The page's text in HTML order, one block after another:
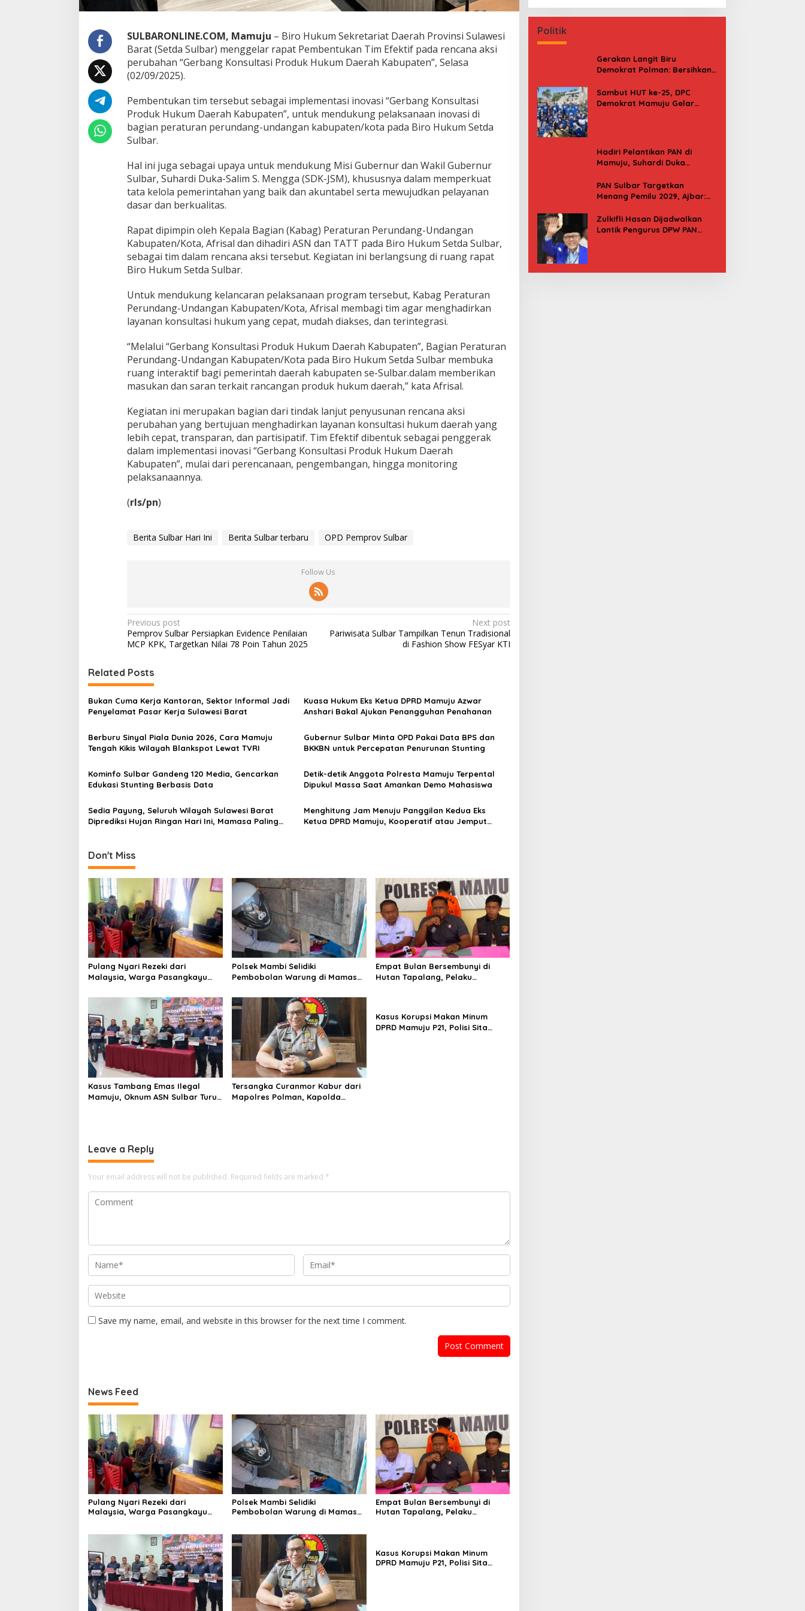
o
s
u
l
t
i
P
r
o
k
H
u
k
u
D
e
r
a
K
a
b
u
a
t
e
n
"
SULBARONLINE.COM, Mamuju – Biro Hukum Sekretariat Daerah Provinsi Sulawesi
Barat (Setda Sulbar) menggelar rapat Pembentukan Tim Efektif pada rencana aksi
perubahan “Gerbang Konsultasi Produk Hukum Daerah Kabupaten”, Selasa
(02/09/2025).
Pembentukan tim tersebut sebagai implementasi inovasi “Gerbang Konsultasi
Produk Hukum Daerah Kabupaten”, untuk mendukung pelaksanaan inovasi di
bagian peraturan perundang-undangan kabupaten/kota pada Biro Hukum Setda
Sulbar.
Hal ini juga sebagai upaya untuk mendukung Misi Gubernur dan Wakil Gubernur
Sulbar, Suhardi Duka-Salim S. Mengga (SDK-JSM), khususnya dalam memperkuat
tata kelola pemerintahan yang baik dan akuntabel serta mewujudkan pelayanan
dasar dan berkualitas.
Rapat dipimpin oleh Kepala Bagian (Kabag) Peraturan Perundang-Undangan
Kabupaten/Kota, Afrisal dan dihadiri ASN dan TATT pada Biro Hukum Setda Sulbar,
sebagai tim dalam rencana aksi tersebut. Kegiatan ini berlangsung di ruang rapat
Biro Hukum Setda Sulbar.
Untuk mendukung kelancaran pelaksanaan program tersebut, Kabag Peraturan
Perundang-Undangan Kabupaten/Kota, Afrisal membagi tim agar menghadirkan
layanan konsultasi hukum yang cepat, mudah diakses, dan terintegrasi.
“Melalui “Gerbang Konsultasi Produk Hukum Daerah Kabupaten”, Bagian Peraturan
Perundang-Undangan Kabupaten/Kota pada Biro Hukum Setda Sulbar membuka
ruang interaktif bagi pemerintah daerah kabupaten se-Sulbar.dalam memberikan
masukan dan saran terkait rancangan produk hukum daerah,” kata Afrisal.
Kegiatan ini merupakan bagian dari tindak lanjut penyusunan rencana aksi
perubahan yang bertujuan menghadirkan layanan konsultasi hukum daerah yang
lebih cepat, transparan, dan partisipatif. Tim Efektif dibentuk sebagai penggerak
dalam implementasi inovasi “Gerbang Konsultasi Produk Hukum Daerah
Kabupaten”, mulai dari perencanaan, pengembangan, hingga monitoring
pelaksanaannya.
(rls/pn)
Berita Sulbar Hari Ini Berita Sulbar terbaru OPD Pemprov Sulbar
Follow Us
P
o
t
n
a
i
a
t
i
o
Previous post
Pemprov Sulbar Persiapkan Evidence Penilaian
MCP KPK, Targetkan Nilai 78 Poin Tahun 2025
Next post
Pariwisata Sulbar Tampilkan Tenun Tradisional
di Fashion Show FESyar KTI
Related Posts
Bukan Cuma Kerja Kantoran, Sektor Informal Jadi
Penyelamat Pasar Kerja Sulawesi Barat
Kuasa Hukum Eks Ketua DPRD Mamuju Azwar
Anshari Bakal Ajukan Penangguhan Penahanan
Berburu Sinyal Piala Dunia 2026, Cara Mamuju
Tengah Kikis Wilayah Blankspot Lewat TVRI
Gubernur Sulbar Minta OPD Pakai Data BPS dan
BKKBN untuk Percepatan Penurunan Stunting
Kominfo Sulbar Gandeng 120 Media, Gencarkan
Edukasi Stunting Berbasis Data
Detik-detik Anggota Polresta Mamuju Terpental
Dipukul Massa Saat Amankan Demo Mahasiswa
Sedia Payung, Seluruh Wilayah Sulawesi Barat
Diprediksi Hujan Ringan Hari Ini, Mamasa Paling
Menghitung Jam Menuju Panggilan Kedua Eks
Ketua DPRD Mamuju, Kooperatif atau Jemput
Don't Miss
Pulang Nyari Rezeki dari
Malaysia, Warga Pasangkayu
Bersertifikat atas Nama Orang
Polsek Mambi Selidiki
Pembobolan Warung di Mamasa,
Empat Bulan Bersembunyi di
Hutan Tapalang, Pelaku
Kasus Tambang Emas Ilegal
Mamuju, Oknum ASN Sulbar Turut
Tersangka Curanmor Kabur dari
Mapolres Polman, Kapolda
Kasus Korupsi Makan Minum
DPRD Mamuju P21, Polisi Sita
Leave a Reply
Your email address will not be published. Required fields are marked *
Save my name, email, and website in this browser for the next time I comment.
News Feed
Pulang Nyari Rezeki dari
Malaysia, Warga Pasangkayu
Polsek Mambi Selidiki
Pembobolan Warung di Mamasa,
Empat Bulan Bersembunyi di
Hutan Tapalang, Pelaku
Kasus Korupsi Makan Minum
DPRD Mamuju P21, Polisi Sita
Politik
Gerakan Langit Biru
Demokrat Polman: Bersihkan
Donor Darah
Sambut HUT ke-25, DPC
Demokrat Mamuju Gelar
Hadiri Pelantikan PAN di
Mamuju, Suhardi Duka
Bupati
PAN Sulbar Targetkan
Menang Pemilu 2029, Ajbar:
Besok
Zulkifli Hasan Dijadwalkan
Lantik Pengurus DPW PAN